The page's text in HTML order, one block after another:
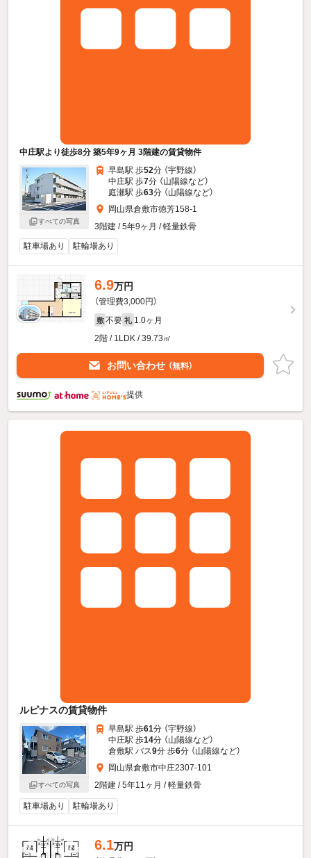
中庄駅より徒歩8分 築5年9ヶ月 3階建の賃貸物件
すべての写真
早島駅 歩52分 （宇野線）
中庄駅 歩7分 （山陽線など）
庭瀬駅 歩63分 （山陽線など）
岡山県倉敷市徳芳158-1
3階建 / 5年9ヶ月 / 軽量鉄骨
駐車場あり
駐輪場あり
6.9万円
（管理費3,000円）
敷 不要 礼 1.0ヶ月
2階 / 1LDK / 39.73㎡
お問い合わせ （無料）
提供
ルピナスの賃貸物件
すべての写真
早島駅 歩61分 （宇野線）
中庄駅 歩14分 （山陽線など）
倉敷駅 バス9分 歩6分 （山陽線など）
岡山県倉敷市中庄2307-101
2階建 / 5年11ヶ月 / 軽量鉄骨
駐車場あり 駐輪場あり
6.1万円